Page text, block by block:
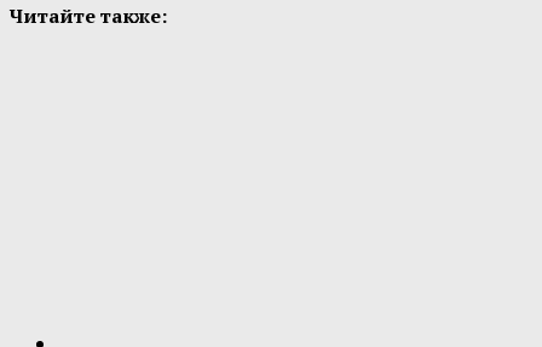
Читайте также: